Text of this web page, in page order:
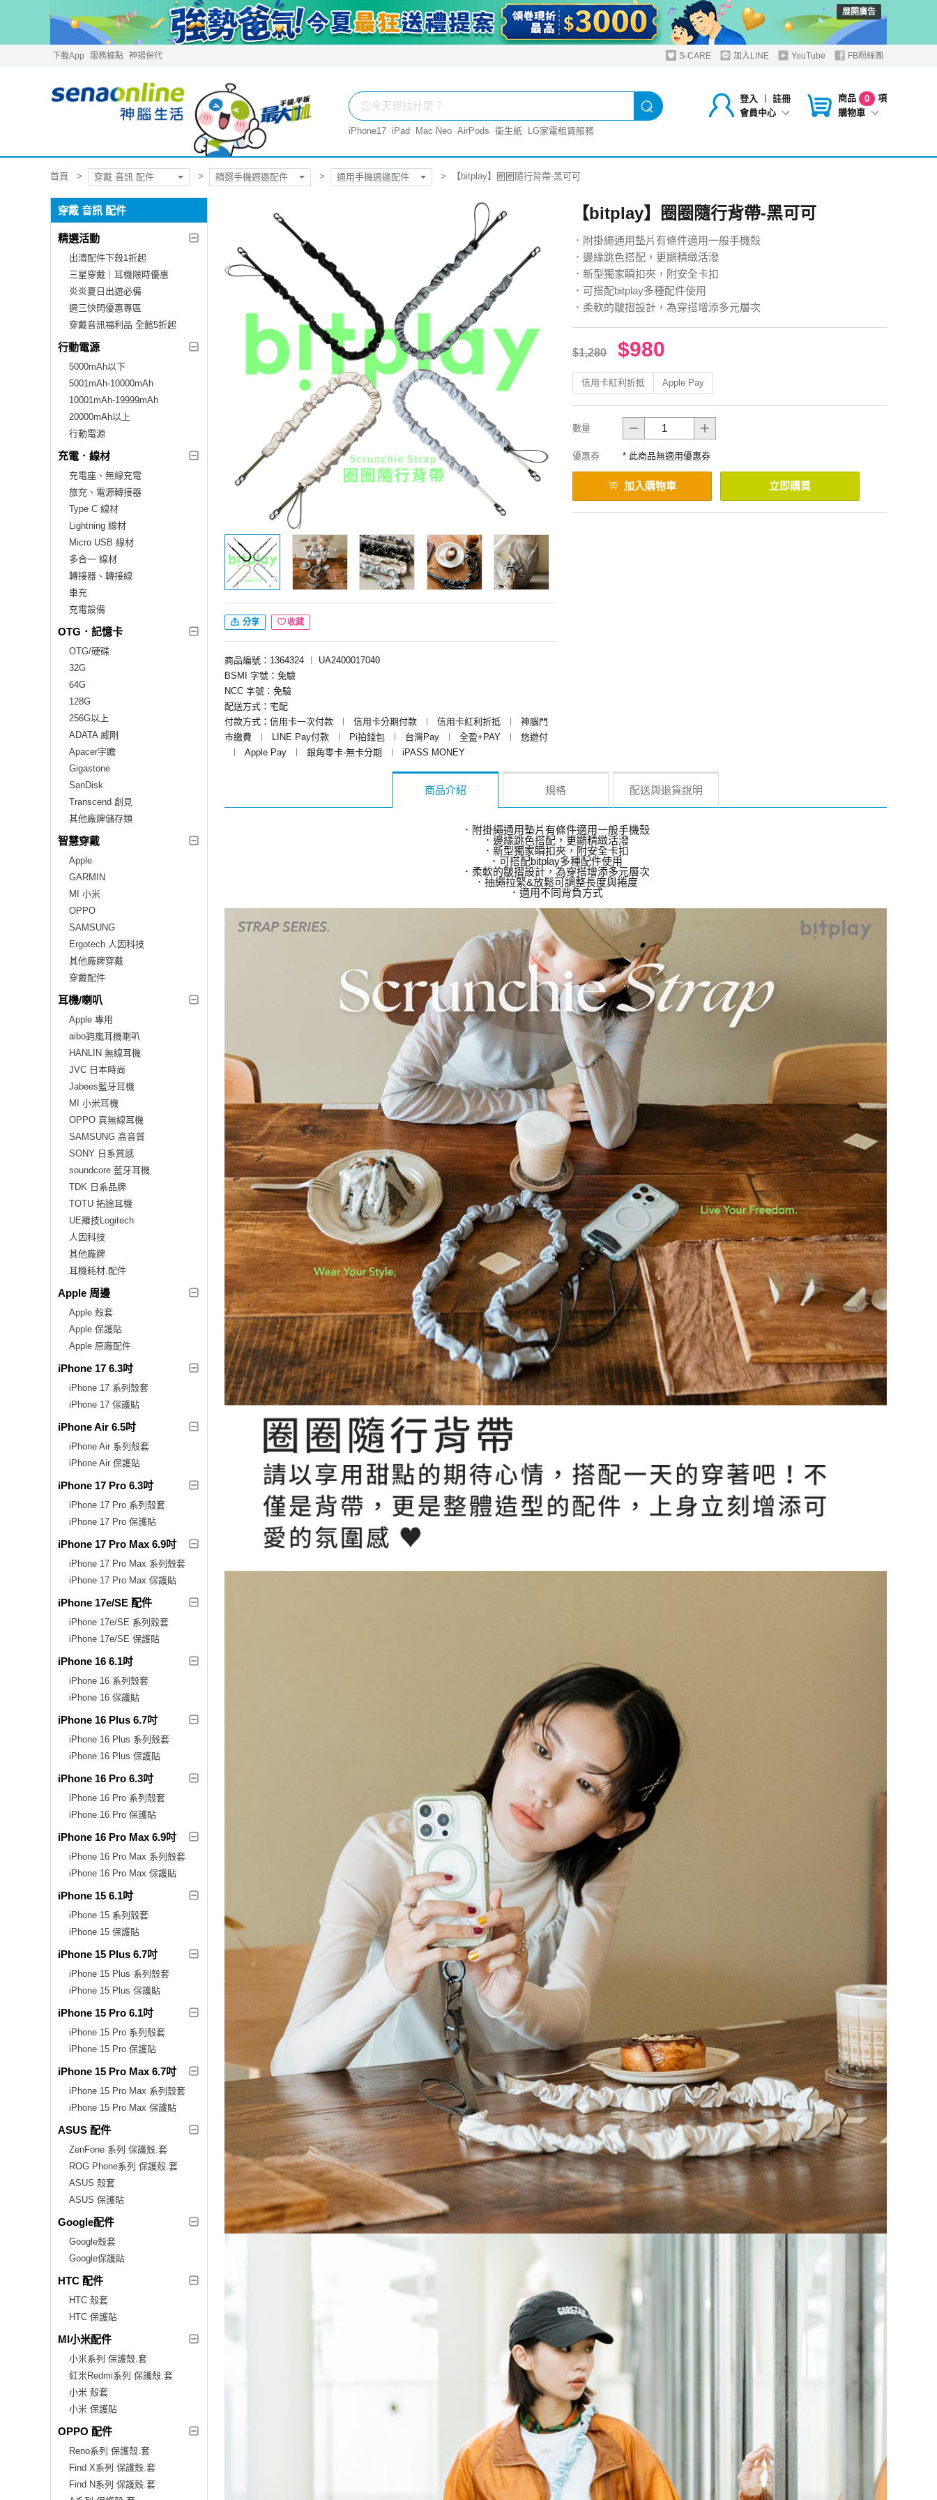
展開廣告
下載App 服務據點 神揚保代 S-CARE 加入LINE YouTube FB粉絲團
登入 ︱
註冊
會員中心
商品 0
項
購物車
iPhone17 iPad Mac Neo AirPods 衛生紙 LG家電租賃服務
首頁 穿戴 音訊 配件 精選手機週邊配件 通用手機週邊配件 【bitplay】圈圈隨行背帶-黑可可
穿戴 音訊 配件
精選活動
出清配件下殺1折起
三星穿戴｜耳機限時優惠
炎炎夏日出遊必備
週三快閃優惠專區
穿戴音訊福利品 全館5折起
行動電源
5000mAh以下
5001mAh-10000mAh
10001mAh-19999mAh
20000mAh以上
行動電源
充電．線材
充電座、無線充電
旅充、電源轉接器
Type C 線材
Lightning 線材
Micro USB 線材
多合一 線材
轉接器、轉接線
車充
充電設備
OTG．記憶卡
OTG/硬碟
32G
64G
128G
256G以上
ADATA 威剛
Apacer宇瞻
Gigastone
SanDisk
Transcend 創見
其他廠牌儲存類
智慧穿戴
Apple
GARMIN
MI 小米
OPPO
SAMSUNG
Ergotech 人因科技
其他廠牌穿戴
穿戴配件
耳機/喇叭
Apple 專用
aibo鈞嵐耳機喇叭
HANLIN 無線耳機
JVC 日本時尚
Jabees藍牙耳機
MI 小米耳機
OPPO 真無線耳機
SAMSUNG 高音質
SONY 日系質感
soundcore 藍牙耳機
TDK 日系品牌
TOTU 拓途耳機
UE羅技Logitech
人因科技
其他廠牌
耳機耗材.配件
Apple 周邊
Apple 殼套
Apple 保護貼
Apple 原廠配件
iPhone 17 6.3吋
iPhone 17 系列殼套
iPhone 17 保護貼
iPhone Air 6.5吋
iPhone Air 系列殼套
iPhone Air 保護貼
iPhone 17 Pro 6.3吋
iPhone 17 Pro 系列殼套
iPhone 17 Pro 保護貼
iPhone 17 Pro Max 6.9吋
iPhone 17 Pro Max 系列殼套
iPhone 17 Pro Max 保護貼
iPhone 17e/SE 配件
iPhone 17e/SE 系列殼套
iPhone 17e/SE 保護貼
iPhone 16 6.1吋
iPhone 16 系列殼套
iPhone 16 保護貼
iPhone 16 Plus 6.7吋
iPhone 16 Plus 系列殼套
iPhone 16 Plus 保護貼
iPhone 16 Pro 6.3吋
iPhone 16 Pro 系列殼套
iPhone 16 Pro 保護貼
iPhone 16 Pro Max 6.9吋
iPhone 16 Pro Max 系列殼套
iPhone 16 Pro Max 保護貼
iPhone 15 6.1吋
iPhone 15 系列殼套
iPhone 15 保護貼
iPhone 15 Plus 6.7吋
iPhone 15 Plus 系列殼套
iPhone 15 Plus 保護貼
iPhone 15 Pro 6.1吋
iPhone 15 Pro 系列殼套
iPhone 15 Pro 保護貼
iPhone 15 Pro Max 6.7吋
iPhone 15 Pro Max 系列殼套
iPhone 15 Pro Max 保護貼
ASUS 配件
ZenFone 系列 保護殼.套
ROG Phone系列 保護殼.套
ASUS 殼套
ASUS 保護貼
Google配件
Google殼套
Google保護貼
HTC 配件
HTC 殼套
HTC 保護貼
MI小米配件
小米系列 保護殼.套
紅米Redmi系列 保護殼.套
小米 殼套
小米 保護貼
OPPO 配件
Reno系列 保護殼.套
Find X系列 保護殼.套
Find N系列 保護殼.套
分享 收藏
商品編號：1364324 ︱
UA2400017040
BSMI 字號：免驗
NCC 字號：免驗
配送方式：宅配
付款方式：信用卡一次付款
︱ 信用卡分期付款 ︱ 信用卡紅利折抵 ︱
神腦門
市繳費
︱ LINE Pay付款 ︱ Pi拍錢包 ︱ 台灣Pay ︱ 全盈+PAY ︱
悠遊付
︱
Apple Pay ︱ 銀角零卡-無卡分期 ︱ iPASS MONEY
【bitplay】圈圈隨行背帶-黑可可
．附掛繩通用墊片有條件適用一般手機殼
．邊緣跳色搭配，更顯精緻活潑
．新型獨家瞬扣夾，附安全卡扣
．可搭配bitplay多種配件使用
．柔軟的皺摺設計，為穿搭增添多元層次
$1,280 $980
信用卡紅利折抵 Apple Pay
數量
優惠券 * 此商品無適用優惠券
加入購物車 立即購買
商品介紹 規格 配送與退貨說明
．附掛繩通用墊片有條件適用一般手機殼
．邊緣跳色搭配，更顯精緻活潑
．新型獨家瞬扣夾，附安全卡扣
．可搭配bitplay多種配件使用
．柔軟的皺摺設計，為穿搭增添多元層次
．抽繩拉緊&放鬆可調整長度與捲度
．適用不同背負方式